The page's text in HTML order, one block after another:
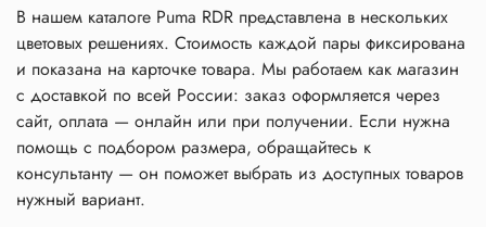
В нашем каталоге Puma RDR представлена в нескольких
цветовых решениях. Стоимость каждой пары фиксирована
и показана на карточке товара. Мы работаем как магазин
с доставкой по всей России: заказ оформляется через
сайт, оплата — онлайн или при получении. Если нужна
помощь с подбором размера, обращайтесь к
консультанту — он поможет выбрать из доступных товаров
нужный вариант.